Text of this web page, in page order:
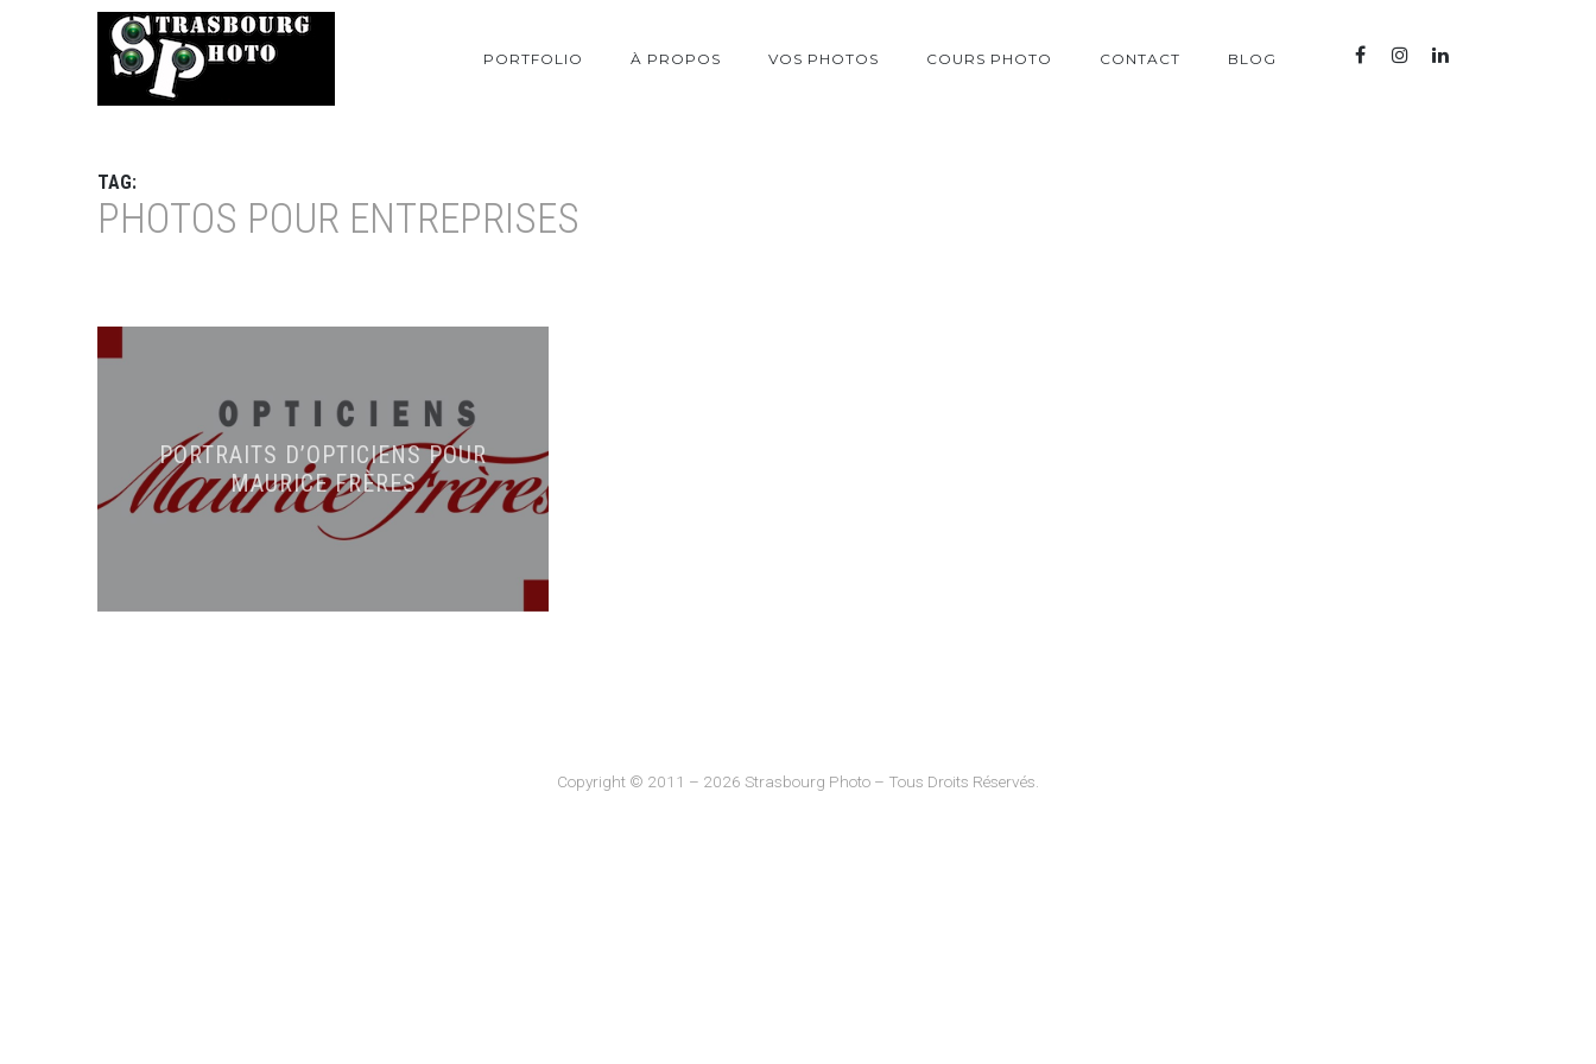
PORTFOLIO À PROPOS VOS PHOTOS COURS PHOTO CONTACT BLOG
TAG:
PHOTOS POUR ENTREPRISES
PORTRAITS D’OPTICIENS POUR
MAURICE FRÈRES
Copyright © 2011 – 2026 Strasbourg Photo – Tous Droits Réservés.